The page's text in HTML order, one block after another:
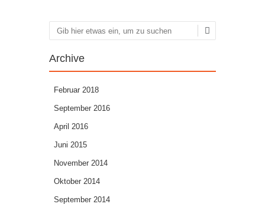
Suchen
Archive
Februar 2018
September 2016
April 2016
Juni 2015
November 2014
Oktober 2014
September 2014